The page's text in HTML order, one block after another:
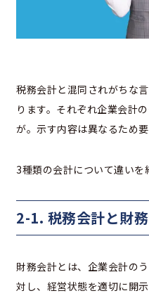
税務会計と混同されがちな
ります。それぞれ企業会計
が。示す内容は異なるため要
3種類の会計について違いを
2-1. 税務会計と財
財務会計とは、企業会計の
対し、経営状態を適切に開